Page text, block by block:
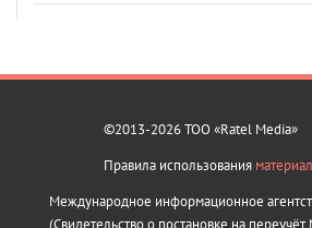
©2013-2026 ТОО «Ratel Media»
Правила использования
Международное информационное
(Свидетельство о постановке на